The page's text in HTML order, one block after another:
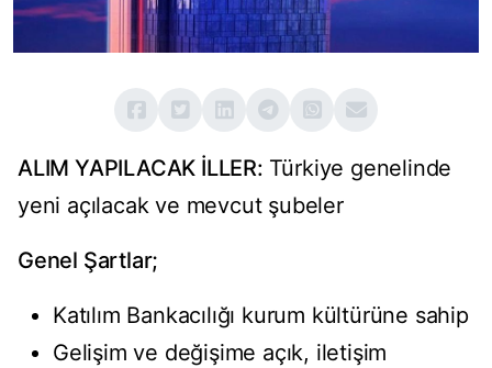
ALIM YAPILACAK İLLER: Türkiye genelinde
yeni açılacak ve mevcut şubeler
Genel Şartlar;
Katılım Bankacılığı kurum kültürüne sahip
Gelişim ve değişime açık, iletişim